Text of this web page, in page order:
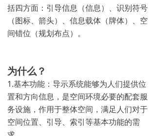
括四方面：引导信息（信息）、识别符号
（图标、箭头）、信息载体（牌体）、空
间错位（规划布点）。
为什么？
1.基本功能：导示系统能够为人们提供位
置和方向信息，是空间环境必要的配套服
务设施，作用于整体空间，满足人们对于
空间位置、引导、索引等基本功能的需